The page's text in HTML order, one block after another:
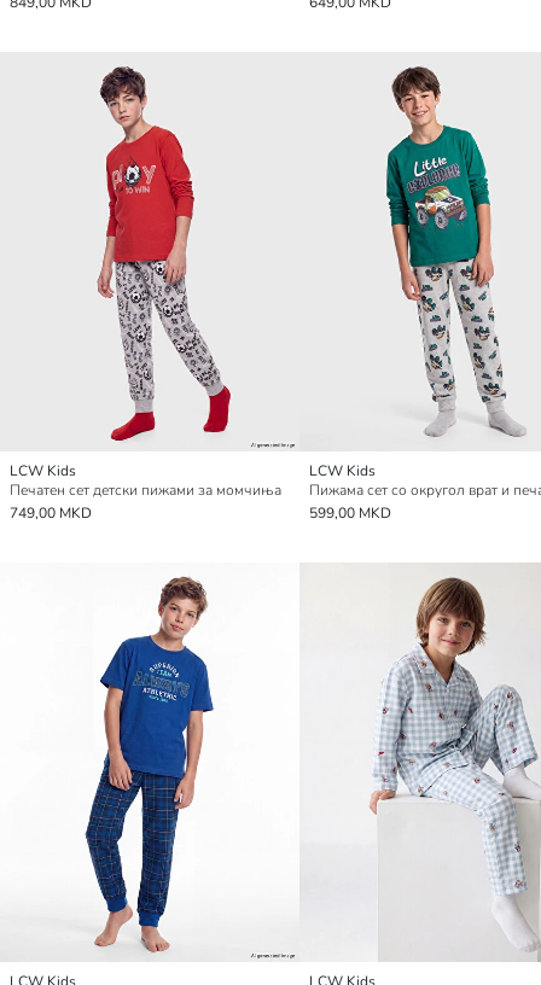
LCW Kids
Печатен сет детски пижами за момчиња
749,00 MKD
LCW Kids
599,00 MKD
LCW Kids LCW Kids